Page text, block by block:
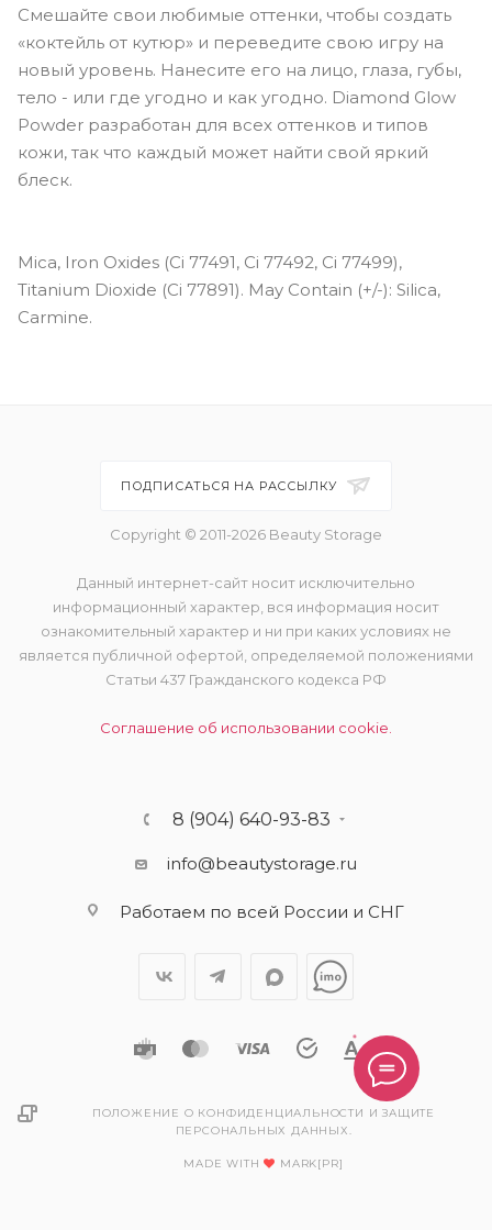
Смешайте свои любимые оттенки, чтобы создать
«коктейль от кутюр» и переведите свою игру на
новый уровень. Нанесите его на лицо, глаза, губы,
тело - или где угодно и как угодно. Diamond Glow
Powder разработан для всех оттенков и типов
кожи, так что каждый может найти свой яркий
блеск.
Mica, Iron Oxides (Ci 77491, Ci 77492, Ci 77499),
Titanium Dioxide (Ci 77891). May Contain (+/-): Silica,
Carmine.
ПОДПИСАТЬСЯ НА РАССЫЛКУ
Copyright © 2011-2026 Beauty Storage
Данный интернет-сайт носит исключительно
информационный характер, вся информация носит
ознакомительный характер и ни при каких условиях не
является публичной офертой, определяемой положениями
Статьи 437 Гражданского кодекса РФ
Соглашение об использовании cookie.
8 (904) 640-93-83
info@beautystorage.ru
Работаем по всей России и СНГ
ПОЛОЖЕНИЕ О КОНФИДЕНЦИАЛЬНОСТИ И ЗАЩИТЕ
ПЕРСОНАЛЬНЫХ ДАННЫХ.
MADE WITH MARK[PR]